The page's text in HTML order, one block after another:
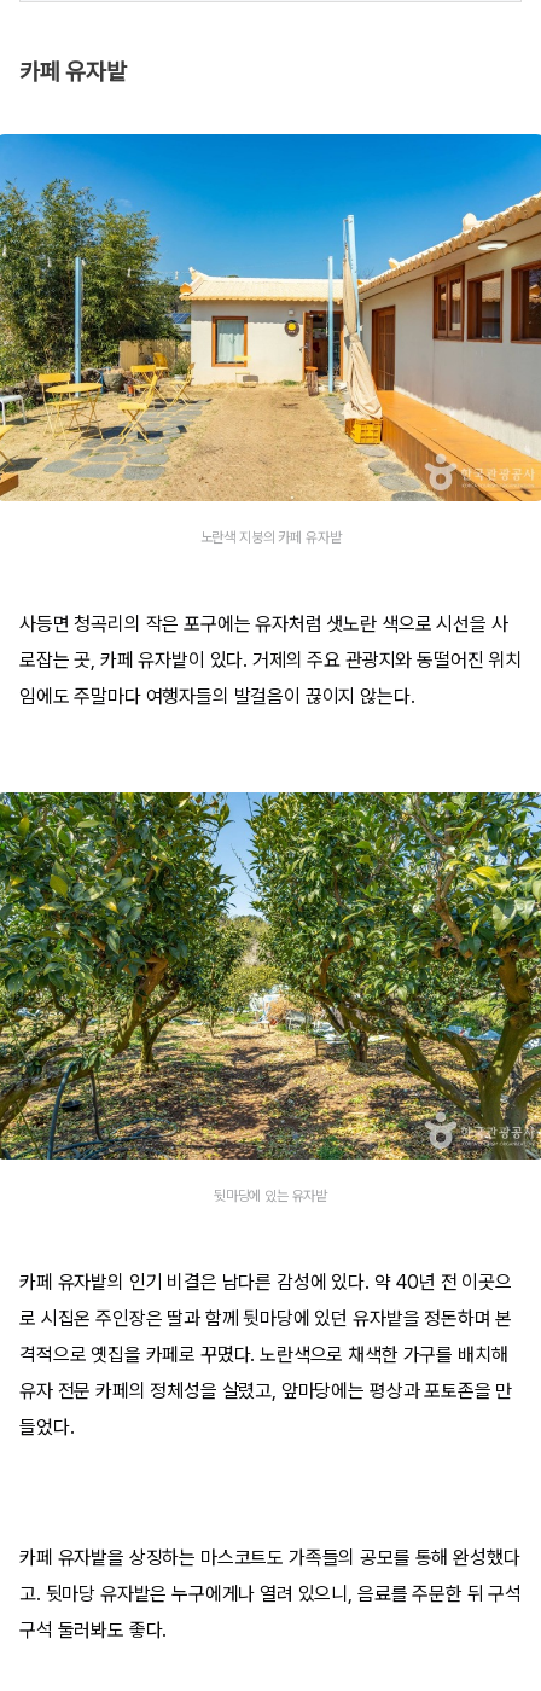
카페 유자밭
노란색 지붕의 카페 유자밭
사등면 청곡리의 작은 포구에는 유자처럼 샛노란 색으로 시선을 사
로잡는 곳, 카페 유자밭이 있다. 거제의 주요 관광지와 동떨어진 위치
임에도 주말마다 여행자들의 발걸음이 끊이지 않는다.
뒷마당에 있는 유자밭
카페 유자밭의 인기 비결은 남다른 감성에 있다. 약 40년 전 이곳으
로 시집온 주인장은 딸과 함께 뒷마당에 있던 유자밭을 정돈하며 본
격적으로 옛집을 카페로 꾸몄다. 노란색으로 채색한 가구를 배치해
유자 전문 카페의 정체성을 살렸고, 앞마당에는 평상과 포토존을 만
들었다.
카페 유자밭을 상징하는 마스코트도 가족들의 공모를 통해 완성했다
고. 뒷마당 유자밭은 누구에게나 열려 있으니, 음료를 주문한 뒤 구석
구석 둘러봐도 좋다.